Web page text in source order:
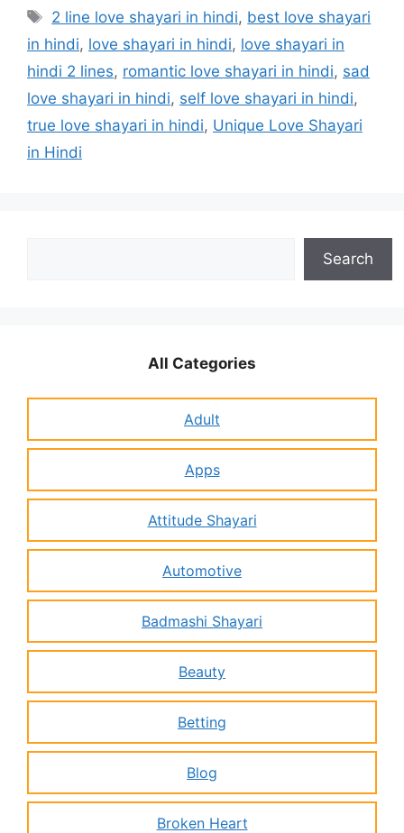
Tags
2 line love shayari in hindi, best love shayari
in hindi, love shayari in hindi, love shayari in
hindi 2 lines, romantic love shayari in hindi, sad
love shayari in hindi, self love shayari in hindi,
true love shayari in hindi, Unique Love Shayari
in Hindi
Search
All Categories
Adult
Apps
Attitude Shayari
Automotive
Badmashi Shayari
Beauty
Betting
Blog
Broken Heart